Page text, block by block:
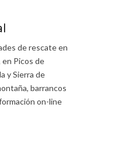
de rescate en
en Picos de
y Sierra de
barrancos
on-line